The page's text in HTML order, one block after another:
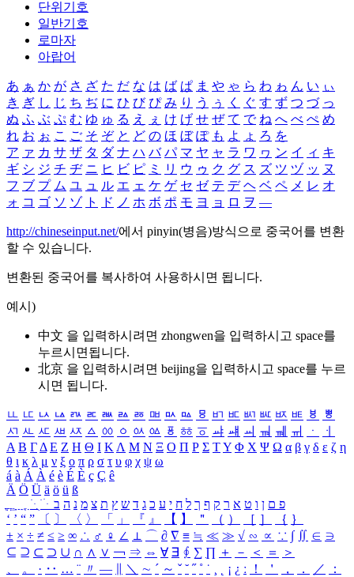
단위기호
일반기호
로마자
아랍어
あ ぁ か が さ ざ た だ な は ば ぱ ま や ゃ ら わ ゎ ん い ぃ
き ぎ し じ ち ぢ に ひ び ぴ み り う ぅ く ぐ す ず つ づ っ
ぬ ふ ぶ ぷ む ゆ ゅ る え ぇ け げ せ ぜ て で ね へ べ ぺ め
れ お ぉ こ ご そ ぞ と ど の ほ ぼ ぽ も よ ょ ろ を
ア ァ カ サ ザ タ ダ ナ ハ バ パ マ ヤ ャ ラ ワ ヮ ン イ ィ キ
ギ シ ジ チ ヂ ニ ヒ ビ ピ ミ リ ウ ゥ ク グ ス ズ ツ ヅ ッ ヌ
フ ブ プ ム ユ ュ ル エ ェ ケ ゲ セ ゼ テ デ ヘ ベ ペ メ レ オ
ォ コ ゴ ソ ゾ ト ド ノ ホ ボ ポ モ ヨ ョ ロ ヲ ―
http://chineseinput.net/에서 pinyin(병음)방식으로 중국어를 변환
할 수 있습니다.
변환된 중국어를 복사하여 사용하시면 됩니다.
예시)
中文 을 입력하시려면 zhongwen을 입력하시고 space를
누르시면됩니다.
北京 을 입력하시려면 beijing을 입력하시고 space를 누르
시면 됩니다.
ㅥ ㅦ ㅧ ㅨ ㅩ ㅪ ㅫ ㅬ ㅭ ㅮ ㅯ ㅰ ㅱ ㅲ ㅳ ㅴ ㅵ ㅶ ㅷ ㅸ
ㅹ
ㅺ ㅻ ㅼ ㅽ ㅾ ㅿ ㆀ ㆁ ㆂ ㆃ ㆄ ㆅ ㆆ ㆇ ㆈ ㆉ ㆊ ㆋ ㆌ ㆍ
ㆎ
Α Β ΓΔ Ε Ζ Η Θ Ι ΚΛ Μ Ν Ξ Ο Π Ρ Σ ΤΥ Φ Χ Ψ Ω α β γ δ ε ζ η
θ ι κ λ μ ν ξ ο π ρ σ τ υ φ χ ψ ω
á à Á À é è É È ç Ç ê
Ä Ö Ü ä ö ü ß
ִֶֹ ֻּ ׁׂ פ ם ן ו ט א ר ק ף ך ל ח י ע כ ג ד ש ץ ת צ מ נ ה ב
‘ ’ “ ” 〔 〕 〈 〉 「 」 『 』 【 】 ＂ （ ） ［ ］ ｛ ｝
± × ÷ ≠ ≤ ≥ ∞ ∴ ♂ ♀ ∠ ⊥ ⌒ ∂ ∇ ≡ ≒ ≪ ≫ √ ∽ ∝ ∵ ∫ ∬ ∈ ∋
⊆ ⊇ ⊂ ⊃ ∪ ∩ ∧ ∨ ￢ ⇒ ⇔ ∀ ∃ ∮ ∑ ∏ ＋ － ＜ ＝
＞
、
。 · ‥ … ¨ 〃 ― ＼ ∼ ´ ～ ˇ ˘ ˝ ˚ ˙ ¸ ¡ ¿ ː ！ ＇ ， ． ／
：